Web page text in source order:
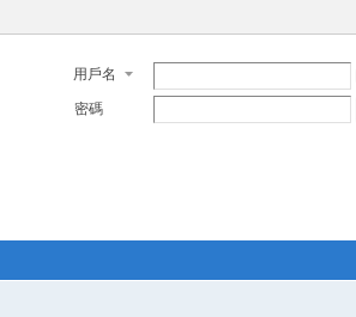
用戶名
密碼